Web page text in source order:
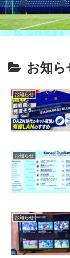
お知ら
お知らせ
お知らせ
お知らせ